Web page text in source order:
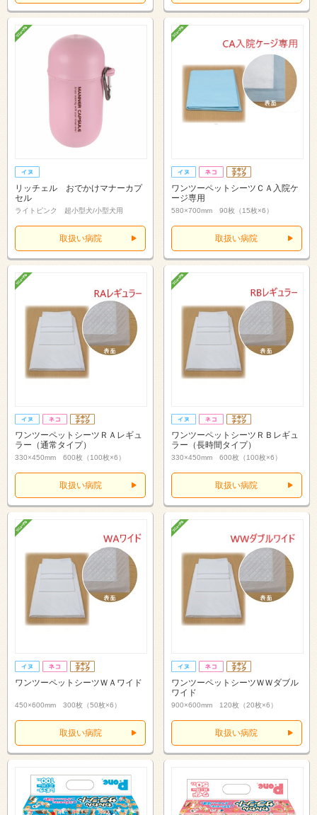
リッチェル おでかけマナーカプ
セル
ライトピンク 超小型犬/小型犬用
取扱い病院
ワンツーペットシーツＣＡ入院ケ
ージ専用
580×700mm 90枚（15枚×6）
取扱い病院
ワンツーペットシーツＲＡレギュ
ラー（通常タイプ）
330×450mm 600枚（100枚×6）
取扱い病院
ワンツーペットシーツＲＢレギュ
ラー（長時間タイプ）
330×450mm 600枚（100枚×6）
取扱い病院
ワンツーペットシーツＷＡワイド
450×600mm 300枚（50枚×6）
取扱い病院
ワンツーペットシーツＷＷダブル
ワイド
900×600mm 120枚（20枚×6）
取扱い病院